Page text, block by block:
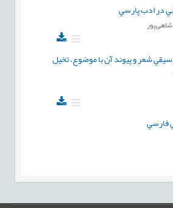
در ادب پارسي
شعر و پيوند آن با موضوع، تخيل
فارسي